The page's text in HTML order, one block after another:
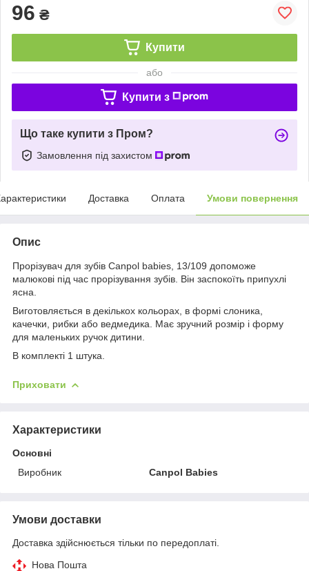
96 ₴
Купити
або
Купити з
Що таке купити з Пром?
Замовлення під захистом
Доставка Оплата Умови повернення
Опис
Прорізувач для зубів Canpol babies, 13/109 допоможе
малюкові під час прорізування зубів. Він заспокоїть припухлі
ясна.
Виготовляється в декількох кольорах, в формі слоника,
качечки, рибки або ведмедика. Має зручний розмір і форму
для маленьких ручок дитини.
В комплекті 1 штука.
Приховати
Характеристики
Основні
Виробник
Canpol Babies
Умови доставки
Доставка здійснюється тільки по передоплаті.
Нова Пошта